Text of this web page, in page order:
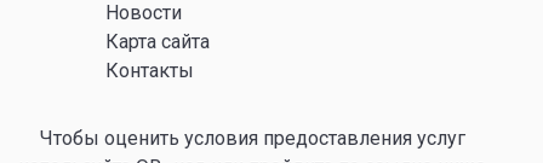
Новости
Карта сайта
Контакты
Чтобы оценить условия предоставления услуг